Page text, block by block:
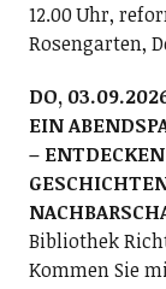
12.00 Uhr,
Rosengarten,
DO,
EIN
–
Bibliothek
Kommen Sie